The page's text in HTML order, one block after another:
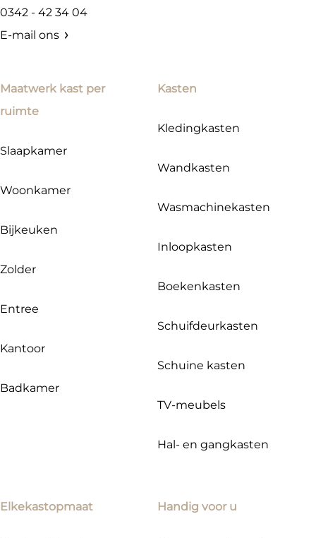
0342 - 42 34 04
E-mail ons
Maatwerk kast per
ruimte
Slaapkamer
Woonkamer
Bijkeuken
Zolder
Entree
Kantoor
Badkamer
Kasten
Kledingkasten
Wandkasten
Wasmachinekasten
Inloopkasten
Boekenkasten
Schuifdeurkasten
Schuine kasten
TV-meubels
Hal- en gangkasten
Elkekastopmaat Handig voor u